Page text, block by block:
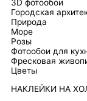
3D фотообои
Городская
Природа
Море
Розы
Фотообои для
Фресковая
Цветы
НАКЛЕЙКИ НА